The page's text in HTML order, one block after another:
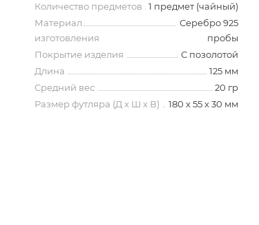
Количество предметов
1 предмет (чайный)
Материал
изготовления
Серебро 925
пробы
Покрытие изделия
С позолотой
Длина
125 мм
Средний вес
20 гр
Размер футляра (Д х Ш х В)
180 х 55 х 30 мм